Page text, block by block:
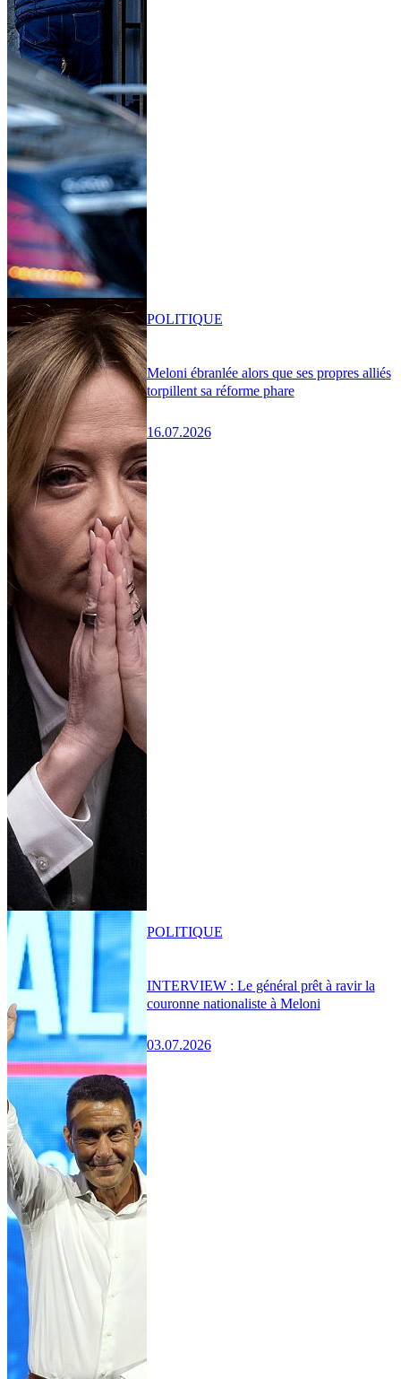
Meloni ébranlée alors que ses propres alliés
torpillent sa réforme phare
16.07.2026
POLITIQUE
INTERVIEW : Le général prêt à ravir la
couronne nationaliste à Meloni
03.07.2026
POLITIQUE